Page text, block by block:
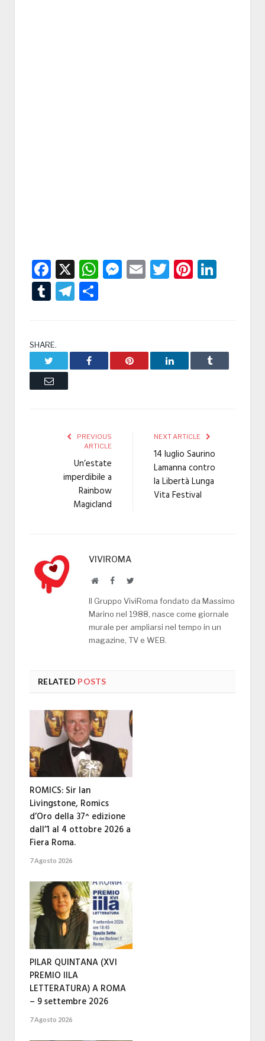
Facebook
X WhatsApp
Messenger
EmailTwitter
TumblrTelegram
SHARE.
Facebook Pinterest LinkedIn Tumblr
Email
PREVIOUS
ARTICLE
Un’estate
imperdibile a
Rainbow
Magicland
NEXT ARTICLE
14 luglio Saurino
Lamanna contro
la Libertà Lunga
Vita Festival
VIVIROMA
WebsiteFacebookTwitter
Il Gruppo ViviRoma fondato da Massimo
Marino nel 1988, nasce come giornale
murale per ampliarsi nel tempo in un
magazine, TV e WEB.
RELATED POSTS
ROMICS: Sir Ian
Livingstone, Romics
d’Oro della 37^ edizione
dall’1 al 4 ottobre 2026 a
Fiera Roma.
7 Agosto 2026
PILAR QUINTANA (XVI
PREMIO IILA
LETTERATURA) A ROMA
– 9 settembre 2026
7 Agosto 2026